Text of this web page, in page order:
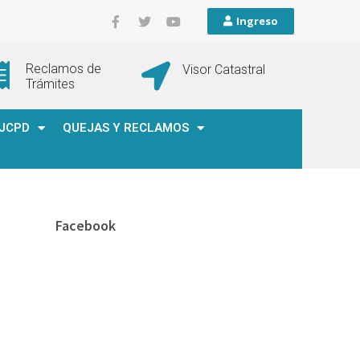
Ingreso
Reclamos de
Trámites
Visor Catastral
JCPD
QUEJAS Y RECLAMOS
Facebook